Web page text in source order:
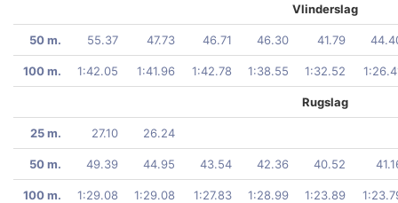
Vlinderslag
50 m. 55.37 47.73 46.71 46.30 41.79
100 m. 1:42.05 1:41.96 1:42.78 1:38.55 1:32.52
Rugslag
25 m. 27.10 26.24
50 m. 49.39 44.95 43.54 42.36 40.52
100 m. 1:29.08 1:29.08 1:27.83 1:28.99 1:23.89